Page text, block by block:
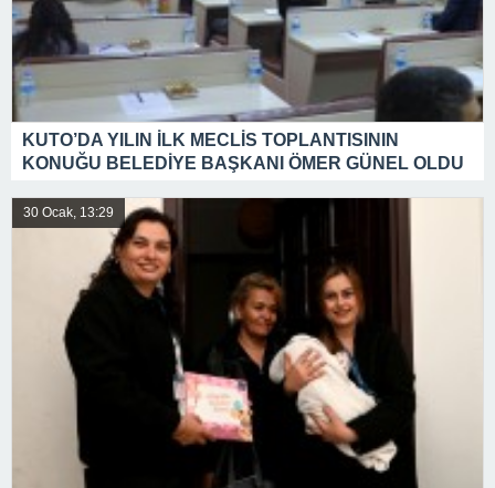
KUTO’DA YILIN İLK MECLİS TOPLANTISININ
KONUĞU BELEDİYE BAŞKANI ÖMER GÜNEL OLDU
30 Ocak, 13:29